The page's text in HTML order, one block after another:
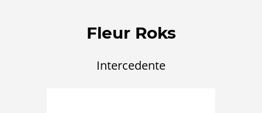
Fleur Roks
Intercedente